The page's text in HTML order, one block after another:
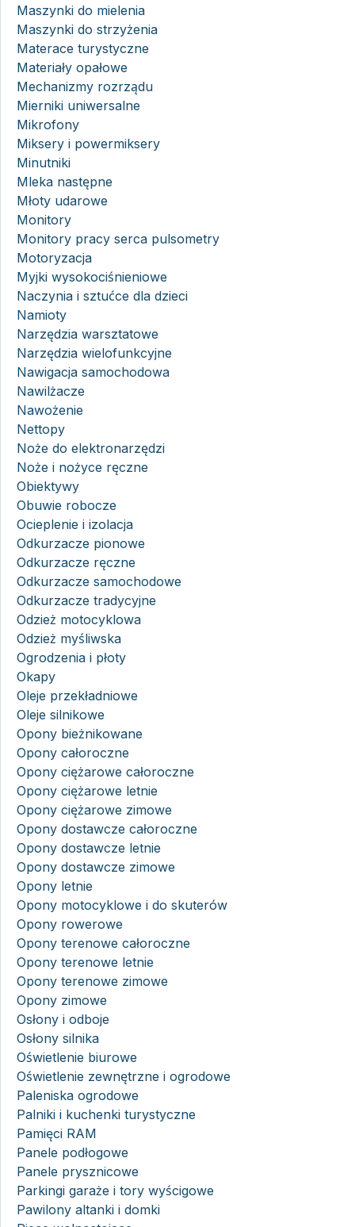
Maszynki do mielenia
Maszynki do strzyżenia
Materace turystyczne
Materiały opałowe
Mechanizmy rozrządu
Mierniki uniwersalne
Mikrofony
Miksery i powermiksery
Minutniki
Mleka następne
Młoty udarowe
Monitory
Monitory pracy serca pulsometry
Motoryzacja
Myjki wysokociśnieniowe
Naczynia i sztućce dla dzieci
Namioty
Narzędzia warsztatowe
Narzędzia wielofunkcyjne
Nawigacja samochodowa
Nawilżacze
Nawożenie
Nettopy
Noże do elektronarzędzi
Noże i nożyce ręczne
Obiektywy
Obuwie robocze
Ocieplenie i izolacja
Odkurzacze pionowe
Odkurzacze ręczne
Odkurzacze samochodowe
Odkurzacze tradycyjne
Odzież motocyklowa
Odzież myśliwska
Ogrodzenia i płoty
Okapy
Oleje przekładniowe
Oleje silnikowe
Opony bieżnikowane
Opony całoroczne
Opony ciężarowe całoroczne
Opony ciężarowe letnie
Opony ciężarowe zimowe
Opony dostawcze całoroczne
Opony dostawcze letnie
Opony dostawcze zimowe
Opony letnie
Opony motocyklowe i do skuterów
Opony rowerowe
Opony terenowe całoroczne
Opony terenowe letnie
Opony terenowe zimowe
Opony zimowe
Osłony i odboje
Osłony silnika
Oświetlenie biurowe
Oświetlenie zewnętrzne i ogrodowe
Paleniska ogrodowe
Palniki i kuchenki turystyczne
Pamięci RAM
Panele podłogowe
Panele prysznicowe
Parkingi garaże i tory wyścigowe
Pawilony altanki i domki